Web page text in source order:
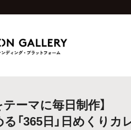
ェクト 終了間近のプロジェクト
テーマに毎日制作】
「365日」日めくりカ